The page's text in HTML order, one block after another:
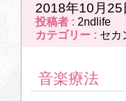
2018年10月25
投稿者 : 2ndlife
カテゴリー : セカ
音楽療法